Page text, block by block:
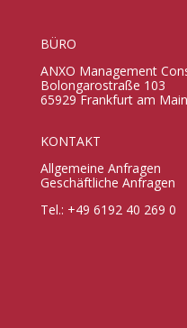
BÜRO
ANXO Management
Bolongarostraße 103
65929 Frankfurt am Main
KONTAKT
Allgemeine Anfragen
Geschäftliche Anfragen
Tel.: +49 6192 40 269 0